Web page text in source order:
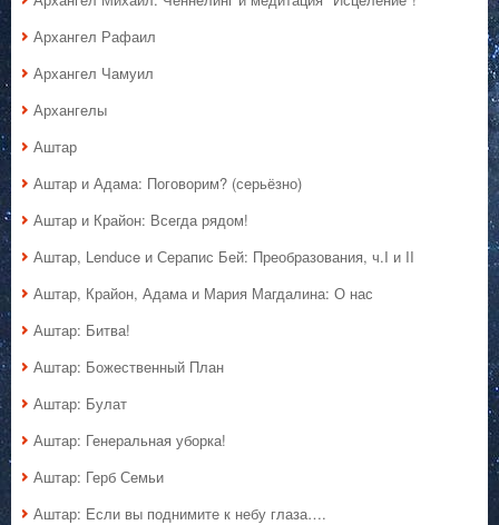
Архангел Рафаил
Архангел Чамуил
Архангелы
Аштар
Аштар и Адама: Поговорим? (серьёзно)
Аштар и Крайон: Всегда рядом!
Аштар, Lenduce и Серапис Бей: Преобразования, ч.I и II
Аштар, Крайон, Адама и Мария Магдалина: О нас
Аштар: Битва!
Аштар: Божественный План
Аштар: Булат
Аштар: Генеральная уборка!
Аштар: Герб Семьи
Аштар: Если вы поднимите к небу глаза….